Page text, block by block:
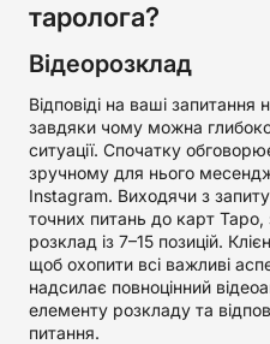
таролога?
Відеорозклад
Відповіді на ваші
завдяки чому можна
ситуації. Спочатку
зручному для нього
Instagram. Виходячи з
точних питань до карт
розклад із 7–15 позицій.
щоб охопити всі важливі
надсилає повноцінний
елементу розкладу та
питання.